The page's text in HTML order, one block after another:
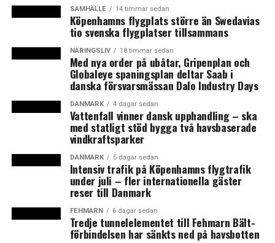
finns, även om ukrainska piloterska få testflyga Jas
Gripen. (News Øresund)
Uppdatering 24/8:Under torsdagen meddelade
oppositionsledaren Magdalena Andersson (S) på en
pressträff att de vill att Sverige ”förbereder sig” för att
skicka Jas Gripen till Ukraina,skriver TT. Något datum
vill Socialdemokraterna inte sätta, men det måste ske
efter att Sverige blivit Natomedlem.
Fakta: President Zelenskyjs statsbesök
President Volodymyr Zelenskyj och Ukrainas första
dam Olena Zolenska kom till Sverige lördagen den
19 augusti, ett möte som annonserades först när de
landat på svensk mark. Det var presidentens andra
besök sedan Rysslands fullskaliga invasion.
SAMHÄLLE 14 timmar sedan
Köpenhamns flygplats större än Swedavias
tio svenska flygplatser tillsammans
NÄRINGSLIV 18 timmar sedan
Med nya order på ubåtar, Gripenplan och
Globaleye spaningsplan deltar Saab i
danska försvarsmässan Dalo Industry Days
DANMARK 4 dagar sedan
Vattenfall vinner dansk upphandling – ska
med statligt stöd bygga två havsbaserade
vindkraftsparker
DANMARK 5 dagar sedan
Intensiv trafik på Köpenhamns flygtrafik
under juli – fler internationella gäster
reser till Danmark
FEHMARN 6 dagar sedan
Tredje tunnelelementet till Fehmarn Bält-
förbindelsen har sänkts ned på havsbotten